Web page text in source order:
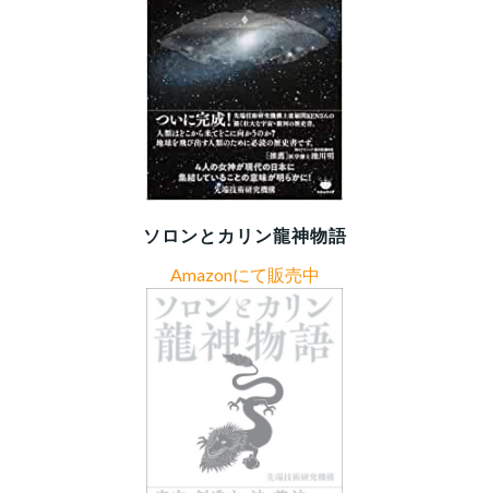
ソロンとカリン龍神物語
Amazonにて販売中